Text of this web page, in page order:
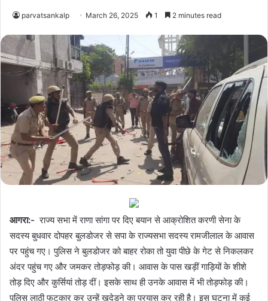
parvatsankalp March 26, 2025 1 2 minutes read
आगरा:- राज्य सभा में राणा सांगा पर दिए बयान से आक्रोशित करणी सेना के
सदस्य बुधवार दोपहर बुलडोजर से सपा के राज्यसभा सदस्य रामजीलाल के आवास
पर पहुंच गए। पुलिस ने बुलडोजर को बाहर रोका तो युवा पीछे के गेट से निकलकर
अंदर पहुंच गए और जमकर तोड़फोड़ की। आवास के पास खड़ीं गाड़ियों के शीशे
तोड़ दिए और कुर्सियां तोड़ दीं। इसके साथ ही उनके आवास में भी तोड़फोड़ की।
पुलिस लाठी फटकार कर उन्हें खदेड़ने का प्रयास कर रही है। इस घटना में कई